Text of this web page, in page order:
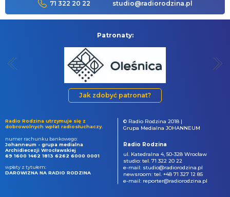
71 322 20 22 studio@radiorodzina.pl
Patronaty:
Jak zdobyć patronat?
Radio Rodzina utrzymuje się z
dobrowolnych wpłat radiosłuchaczy.
numer rachunku bankowego:
Johanneum - grupa medialna
Archidiecezji Wrocławskiej
69 1600 1462 1813 6262 6000 0001
wpłaty z tytułem:
DAROWIZNA NA RADIO RODZINA
© Radio Rodzina 2018 |
Grupa Medialna JOHANNEUM
Radio Rodzina
ul. Katedralna 4, 50-328 Wrocław
studio: tel. 71 322 20 22
e-mail: studio@radiorodzina.pl
newsroom: tel. +48 71 327 12 85
e-mail: reporter@radiorodzina.pl